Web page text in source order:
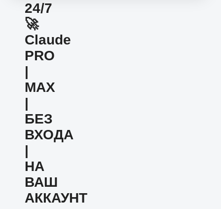
24/7
🚀
Claude
PRO
|
MAX
|
БЕЗ
ВХОДА
|
НА
ВАШ
АККАУНТ